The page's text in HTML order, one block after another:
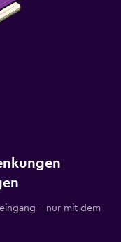
– nur mit dem